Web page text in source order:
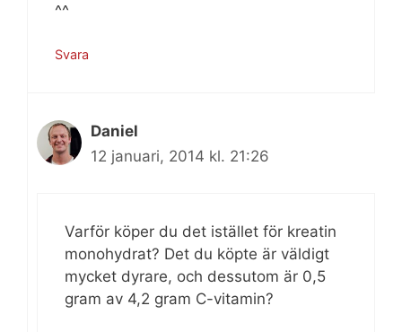
^^
Svara
Daniel
12 januari, 2014 kl. 21:26
Varför köper du det istället för kreatin
monohydrat? Det du köpte är väldigt
mycket dyrare, och dessutom är 0,5
gram av 4,2 gram C-vitamin?